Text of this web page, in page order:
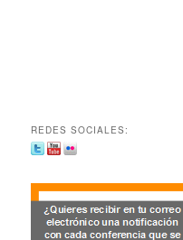
REDES SOCIALES: